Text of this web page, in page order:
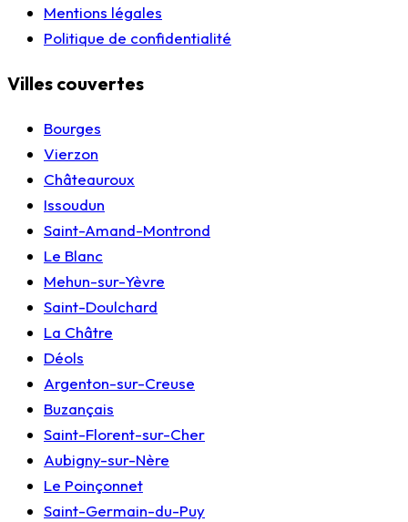
Mentions légales
Politique de confidentialité
Villes couvertes
Bourges
Vierzon
Châteauroux
Issoudun
Saint-Amand-Montrond
Le Blanc
Mehun-sur-Yèvre
Saint-Doulchard
La Châtre
Déols
Argenton-sur-Creuse
Buzançais
Saint-Florent-sur-Cher
Aubigny-sur-Nère
Le Poinçonnet
Saint-Germain-du-Puy